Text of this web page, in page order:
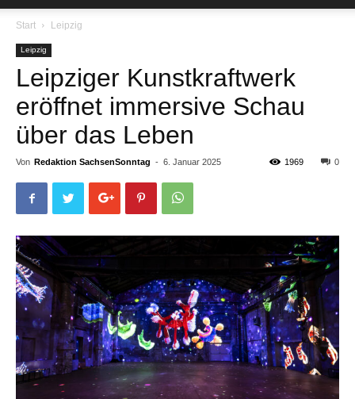
Start Leipzig
Leipzig
Leipziger Kunstkraftwerk
eröffnet immersive Schau
über das Leben
Von Redaktion SachsenSonntag - 6. Januar 2025 0
1969